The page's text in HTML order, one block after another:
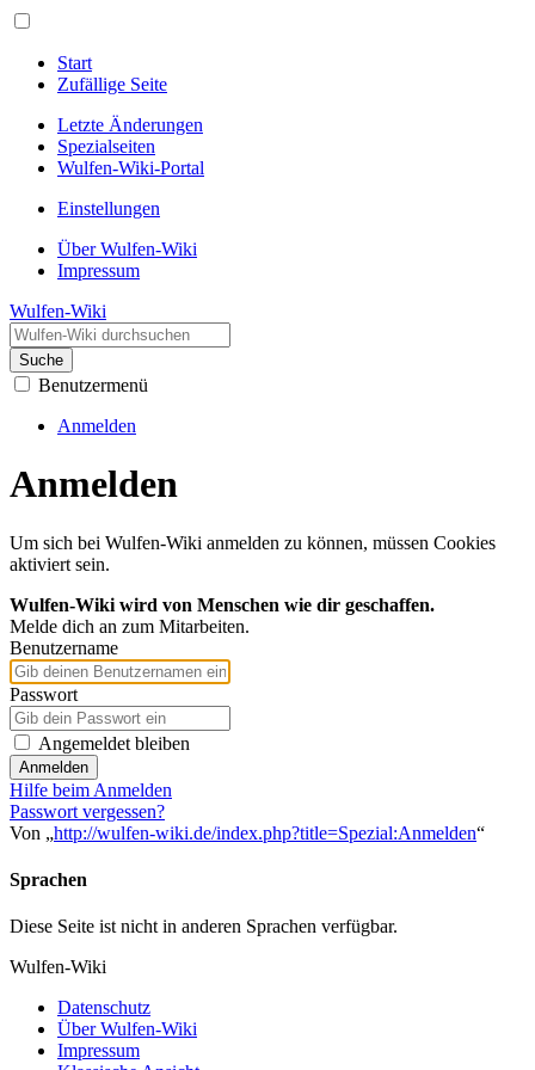
Start
Zufällige Seite
Letzte Änderungen
Spezialseiten
Wulfen-Wiki-Portal
Einstellungen
Über Wulfen-Wiki
Impressum
Wulfen-Wiki
Suche
Benutzermenü
Anmelden
Anmelden
Um sich bei Wulfen-Wiki anmelden zu können, müssen Cookies
aktiviert sein.
Wulfen-Wiki wird von Menschen wie dir geschaffen.
Melde dich an zum Mitarbeiten.
Benutzername
Passwort
Angemeldet bleiben
Anmelden
Hilfe beim Anmelden
Passwort vergessen?
Von „http://wulfen-wiki.de/index.php?title=Spezial:Anmelden“
Sprachen
Diese Seite ist nicht in anderen Sprachen verfügbar.
Wulfen-Wiki
Datenschutz
Über Wulfen-Wiki
Impressum